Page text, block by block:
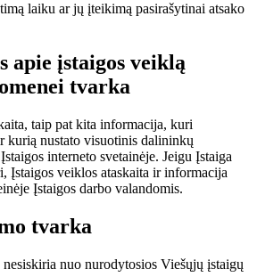
laiku ar jų įteikimą pasirašytinai atsako
apie įstaigos veiklą
tvarka
taip pat kita informacija, kuri
kurią nustato visuotinis dalininkų
interneto svetainėje. Jeigu Įstaiga
Įstaigos veiklos ataskaita ir informacija
Įstaigos darbo valandomis.
tvarka
nuo nurodytosios Viešųjų įstaigų